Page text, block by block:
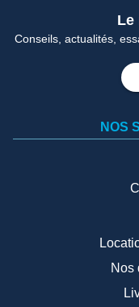
Le
Conseils, actualités,
NOS
Nos